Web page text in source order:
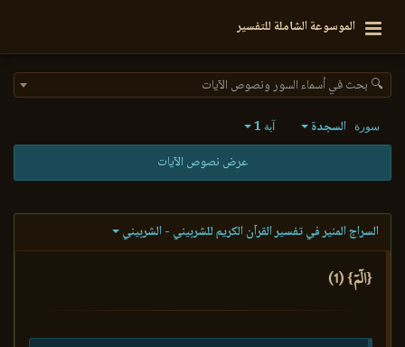
الموسوعة الشاملة للتفسير
🔍 بحث في أسماء السور ونصوص الآيات
سورة السجدة آية 1
عرض نصوص الآيات
السراج المنير في تفسير القرآن الكريم للشربيني - الشربيني
{الٓمٓ} (1)